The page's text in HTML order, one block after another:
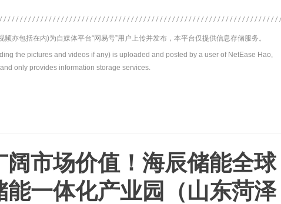
亦包括在内)为自媒体平台“网易号”用户上传并发布，本平台仅提供信息存储服务。
the pictures and videos if any) is uploaded and posted by a user of NetEase Hao,
only provides information storage services.
阔市场价值！海辰储能全球
能一体化产业园（山东菏泽